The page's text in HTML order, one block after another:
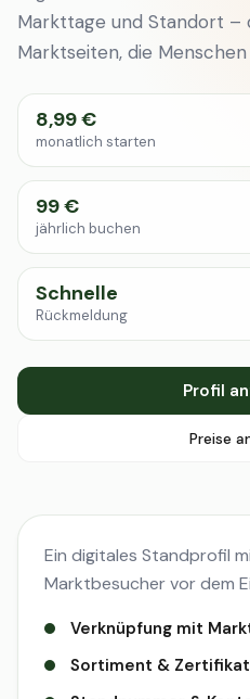
Markttage und Standort –
Marktseiten, die
8,99 €
monatlich starten
99 €
jährlich buchen
Schnelle
Rückmeldung
Profil
Preise
Ein digitales Standprofil
Marktbesucher vor dem
Verknüpfung mit
Sortiment &